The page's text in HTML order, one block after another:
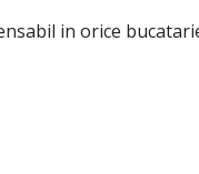
in orice